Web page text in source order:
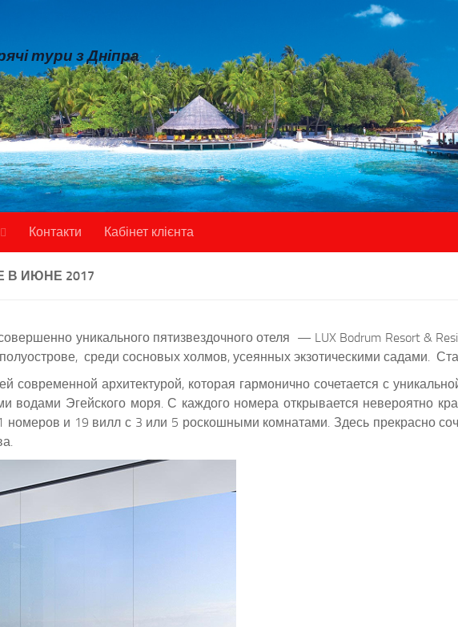
тури з Дніпра
Контакти Кабінет клієнта
ИЮНЕ 2017
уникального пятизвездочного отеля — LUX Bodrum Resort &
среди сосновых холмов, усеянных экзотическими садами.
современной архитектурой, которая гармонично сочетается с
водами Эгейского моря. С каждого номера открывается невероятно
и 19 вилл с 3 или 5 роскошными комнатами. Здесь прекрасно